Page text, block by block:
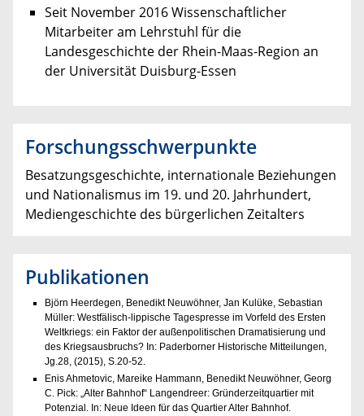
Seit November 2016 Wissenschaftlicher
Mitarbeiter am Lehrstuhl für die
Landesgeschichte der Rhein-Maas-Region an
der Universität Duisburg-Essen
Forschungsschwerpunkte
Besatzungsgeschichte, internationale Beziehungen
und Nationalismus im 19. und 20. Jahrhundert,
Mediengeschichte des bürgerlichen Zeitalters
Publikationen
Björn Heerdegen, Benedikt Neuwöhner, Jan Kulüke, Sebastian
Müller: Westfälisch-lippische Tagespresse im Vorfeld des Ersten
Weltkriegs: ein Faktor der außenpolitischen Dramatisierung und
des Kriegsausbruchs? In: Paderborner Historische Mitteilungen,
Jg.28, (2015), S.20-52.
Enis Ahmetovic, Mareike Hammann, Benedikt Neuwöhner, Georg
C. Pick: „Alter Bahnhof“ Langendreer: Gründerzeitquartier mit
Potenzial. In: Neue Ideen für das Quartier Alter Bahnhof.